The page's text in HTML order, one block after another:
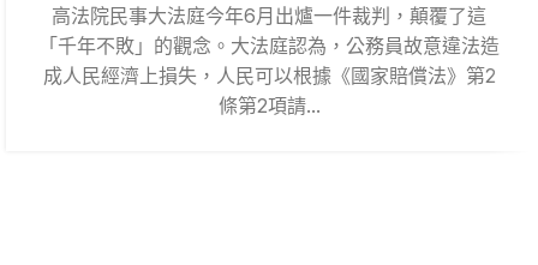
高法院民事大法庭今年6月出爐一件裁判，顛覆了這
「千年不敗」的觀念。大法庭認為，公務員故意違法造
成人民經濟上損失，人民可以根據《國家賠償法》第2
條第2項請...